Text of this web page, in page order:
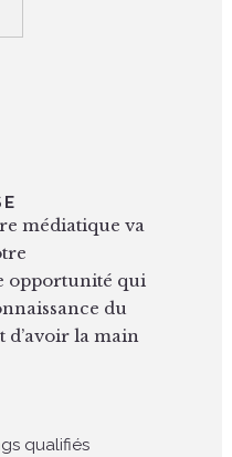
médiatique va
opportunité qui
du
d’avoir la main
qualifiés